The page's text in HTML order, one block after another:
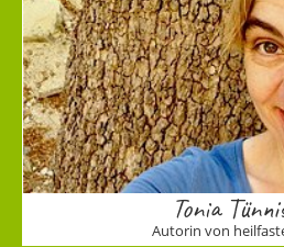
Tonia
Autorin von